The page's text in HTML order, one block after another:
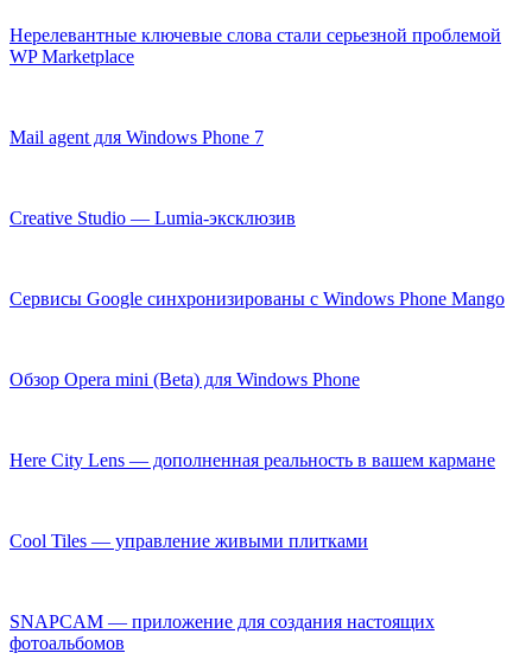
Нерелевантные ключевые слова стали серьезной проблемой
WP Marketplace
Mail agent для Windows Phone 7
Creative Studio — Lumia-эксклюзив
Сервисы Google синхронизированы с Windows Phone Mango
Обзор Opera mini (Beta) для Windows Phone
Here City Lens — дополненная реальность в вашем кармане
Cool Tiles — управление живыми плитками
SNAPCAM — приложение для создания настоящих
фотоальбомов